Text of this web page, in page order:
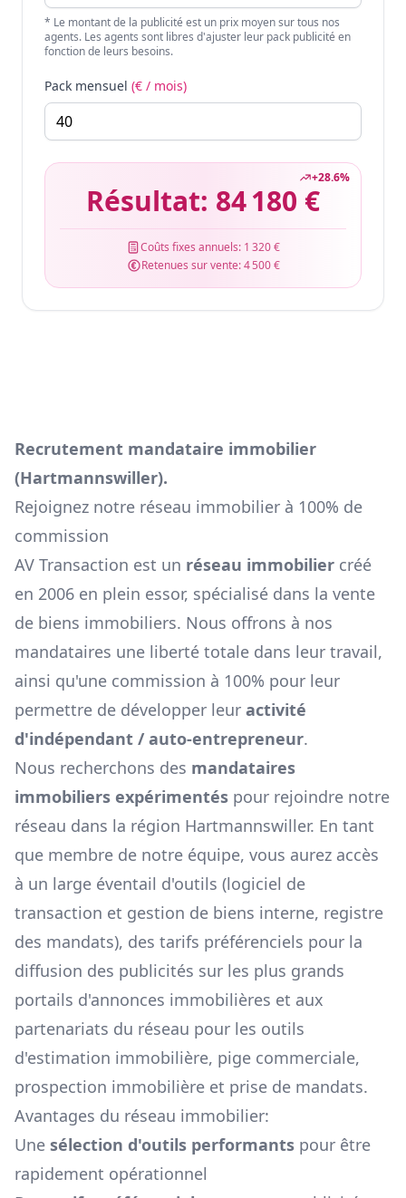
* Le montant de la publicité est un prix moyen sur tous nos
agents. Les agents sont libres d'ajuster leur pack publicité en
fonction de leurs besoins.
Pack mensuel (€ / mois)
+28.6%
Résultat: 84 180 €
Coûts fixes annuels: 1 320 €
Retenues sur vente:4 500 €
Recrutement mandataire immobilier
(Hartmannswiller).
Rejoignez notre réseau immobilier à 100% de
commission
AV Transaction est un réseau immobilier créé
en 2006 en plein essor, spécialisé dans la vente
de biens immobiliers. Nous offrons à nos
mandataires une liberté totale dans leur travail,
ainsi qu'une commission à 100% pour leur
permettre de développer leur activité
d'indépendant / auto-entrepreneur.
Nous recherchons des mandataires
immobiliers expérimentés pour rejoindre notre
réseau dans la région Hartmannswiller. En tant
que membre de notre équipe, vous aurez accès
à un large éventail d'outils (logiciel de
transaction et gestion de biens interne, registre
des mandats), des tarifs préférenciels pour la
diffusion des publicités sur les plus grands
portails d'annonces immobilières et aux
partenariats du réseau pour les outils
d'estimation immobilière, pige commerciale,
prospection immobilière et prise de mandats.
Avantages du réseau immobilier:
Une sélection d'outils performants pour être
rapidement opérationnel